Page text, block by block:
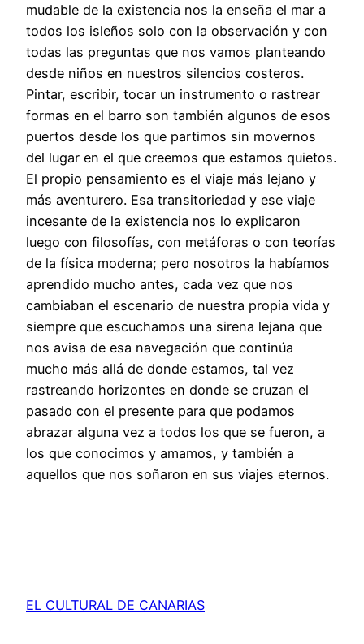
mudable de la existencia nos la enseña el mar a
todos los isleños solo con la observación y con
todas las preguntas que nos vamos planteando
desde niños en nuestros silencios costeros.
Pintar, escribir, tocar un instrumento o rastrear
formas en el barro son también algunos de esos
puertos desde los que partimos sin movernos
del lugar en el que creemos que estamos quietos.
El propio pensamiento es el viaje más lejano y
más aventurero. Esa transitoriedad y ese viaje
incesante de la existencia nos lo explicaron
luego con filosofías, con metáforas o con teorías
de la física moderna; pero nosotros la habíamos
aprendido mucho antes, cada vez que nos
cambiaban el escenario de nuestra propia vida y
siempre que escuchamos una sirena lejana que
nos avisa de esa navegación que continúa
mucho más allá de donde estamos, tal vez
rastreando horizontes en donde se cruzan el
pasado con el presente para que podamos
abrazar alguna vez a todos los que se fueron, a
los que conocimos y amamos, y también a
aquellos que nos soñaron en sus viajes eternos.
EL CULTURAL DE CANARIAS